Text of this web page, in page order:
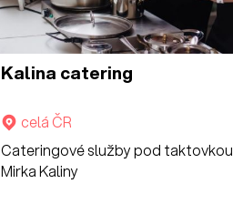
Kalina catering
celá ČR
Cateringové služby pod taktovkou
Mirka Kaliny